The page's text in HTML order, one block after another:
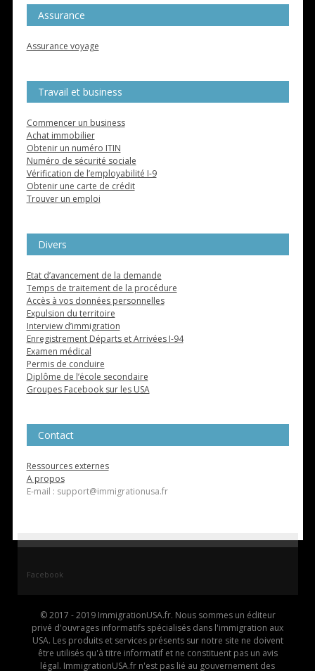
Assurance
Assurance voyage
Travail et business
Commencer un business
Achat immobilier
Obtenir un numéro ITIN
Numéro de sécurité sociale
Vérification de l’employabilité I-9
Obtenir une carte de crédit
Trouver un emploi
Divers
Etat d’avancement de la demande
Temps de traitement de la procédure
Accès à vos données personnelles
Expulsion du territoire
Interview d’immigration
Enregistrement Départs et Arrivées I-94
Examen médical
Permis de conduire
Diplôme de l’école secondaire
Groupes Facebook sur les USA
Contact
Ressources externes
A propos
E-mail : support@immigrationusa.fr
Facebook
© 2017 - 2019 ImmigrationUSA.fr. Nous sommes un éditeur
privé d'ouvrages informatifs spécialisés dans l'immigration aux
USA. Les produits et services présents sur notre site ne doivent
être utilisés qu'à titre informatif et ne constituent pas un avis
légal. ImmigrationUSA.fr n'est pas lié au gouvernement des